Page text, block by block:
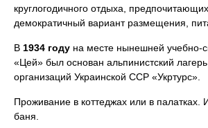
круглогодичного отдыха,
демократичный вариант размещения,
В 1934 году на месте нынешней учебно-
«Цей» был основан альпинистский
организаций Украинской ССР «Укртурс».
Проживание в коттеджах или в палатках.
баня.